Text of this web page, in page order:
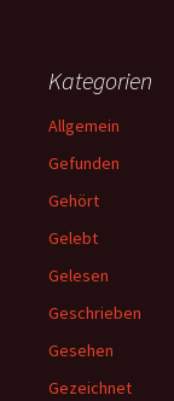
Kategorien
Allgemein
Gefunden
Gehört
Gelebt
Gelesen
Geschrieben
Gesehen
Gezeichnet